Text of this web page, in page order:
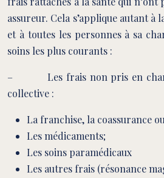
assureur. Cela s’applique autant à
et à toutes les personnes à sa
soins les plus courants :
– Les frais non pris en
collective :
La franchise, la coassurance
Les médicaments;
Les soins paramédicaux
Les autres frais (résonance